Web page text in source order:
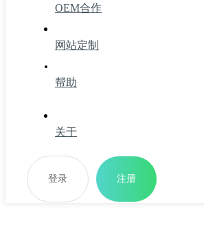
OEM合作
网站定制
帮助
关于
登录 注册